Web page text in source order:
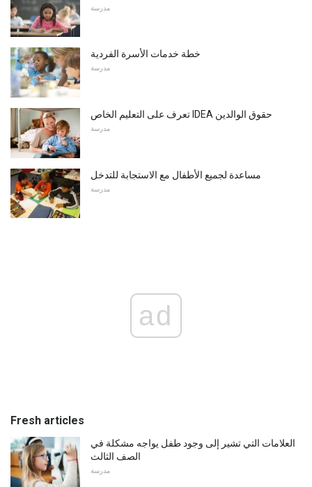
مدرسة
خطة خدمات الأسرة الفردية
مدرسة
تعرف على التعليم الخاص IDEA حقوق الوالدين
مدرسة
مساعدة لجميع الأطفال مع الاستجابة للتدخل
مدرسة
ad
Fresh articles
العلامات التي تشير إلى وجود طفل يواجه مشكلة في
الصف الثالث
مدرسة